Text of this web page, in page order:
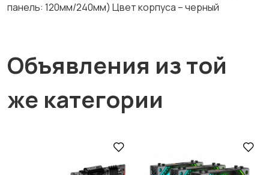
панель: 120мм/240мм) Цвет корпуса – черный
Объявления из той
же категории